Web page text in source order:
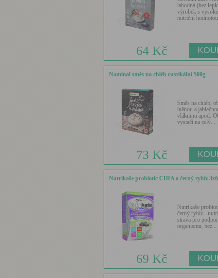
lahodná (bez
výrobek s
nutriční
64 Kč
Nominal směs na chléb rustikální 500g
Směs na chléb,
lněnou a
vlákninu apod.
vystačí na celý...
73 Kč
Nutrikaše probiotic CHIA a černý rybíz
Nutrikaše
černý rybíz -
strava pro
organismu, bez...
69 Kč